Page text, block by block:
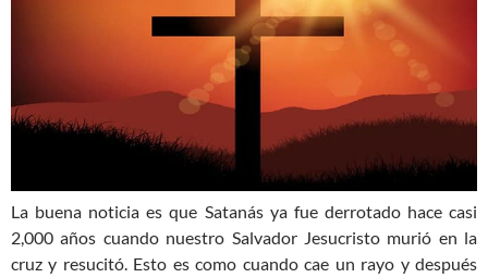
La buena noticia es que Satanás ya fue derrotado hace casi
2,000 años cuando nuestro Salvador Jesucristo murió en la
cruz y resucitó. Esto es como cuando cae un rayo y después